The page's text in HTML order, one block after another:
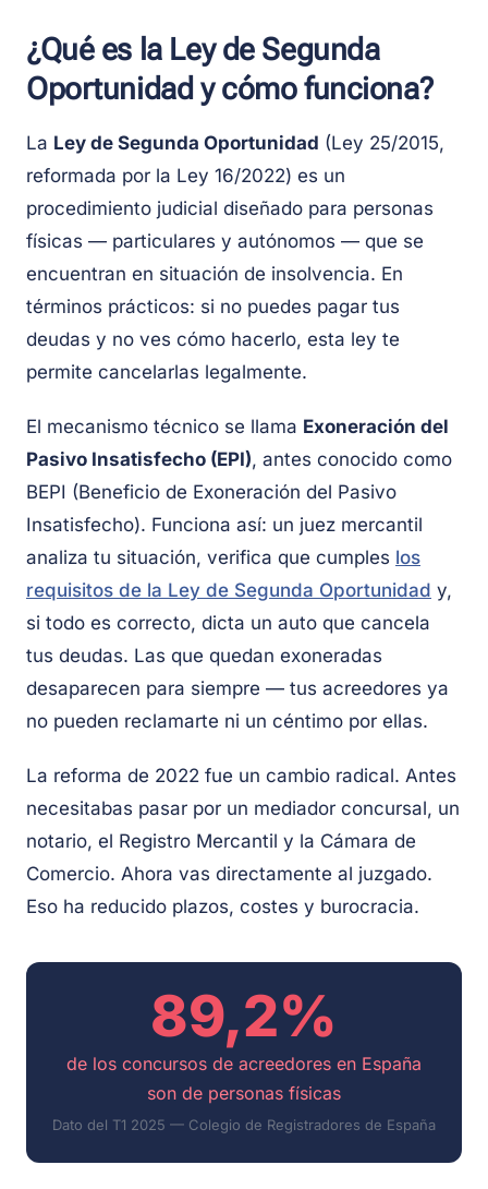
¿Qué es la Ley de Segunda
Oportunidad y cómo funciona?
La Ley de Segunda Oportunidad (Ley 25/2015,
reformada por la Ley 16/2022) es un
procedimiento judicial diseñado para personas
físicas — particulares y autónomos — que se
encuentran en situación de insolvencia. En
términos prácticos: si no puedes pagar tus
deudas y no ves cómo hacerlo, esta ley te
permite cancelarlas legalmente.
El mecanismo técnico se llama Exoneración del
Pasivo Insatisfecho (EPI), antes conocido como
BEPI (Beneficio de Exoneración del Pasivo
Insatisfecho). Funciona así: un juez mercantil
analiza tu situación, verifica que cumples los
requisitos de la Ley de Segunda Oportunidad y,
si todo es correcto, dicta un auto que cancela
tus deudas. Las que quedan exoneradas
desaparecen para siempre — tus acreedores ya
no pueden reclamarte ni un céntimo por ellas.
La reforma de 2022 fue un cambio radical. Antes
necesitabas pasar por un mediador concursal, un
notario, el Registro Mercantil y la Cámara de
Comercio. Ahora vas directamente al juzgado.
Eso ha reducido plazos, costes y burocracia.
89,2%
de los concursos de acreedores en España
son de personas físicas
Dato del T1 2025 — Colegio de Registradores de España